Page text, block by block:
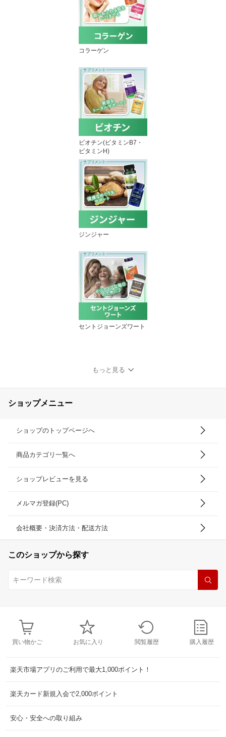
コラーゲン
ビオチン(ビタミンB7・
ビタミンH)
ジンジャー
セントジョーンズワート
もっと見る
ショップメニュー
ショップのトップページへ
商品カテゴリ一覧へ
ショップレビューを見る
メルマガ登録(PC)
会社概要・決済方法・配送方法
このショップから探す
買い物かご お気に入り 閲覧履歴 購入履歴
楽天市場アプリのご利用で最大1,000ポイント！
楽天カード新規入会で2,000ポイント
安心・安全への取り組み